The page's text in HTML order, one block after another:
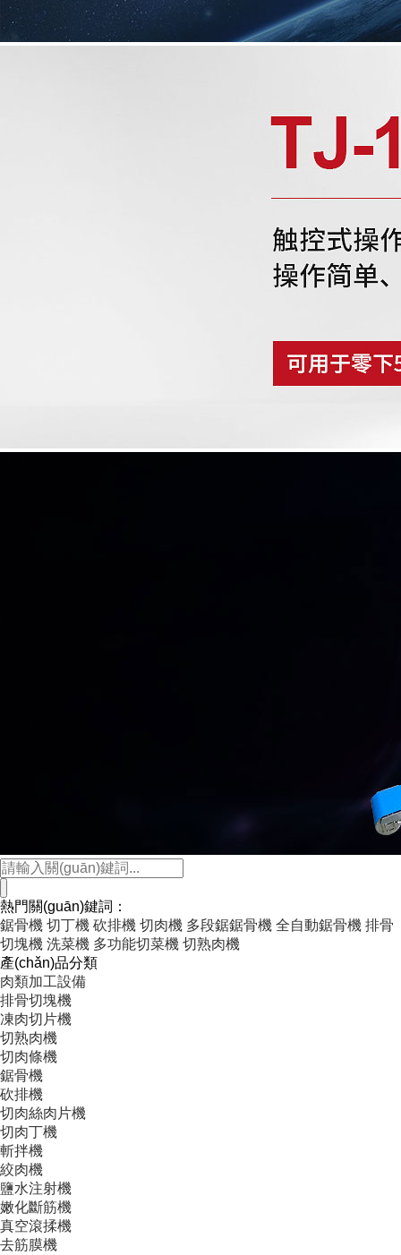
熱門關(guān)鍵詞：
鋸骨機 切丁機 砍排機 切肉機 多段鋸鋸骨機 全自動鋸骨機 排骨
切塊機 洗菜機 多功能切菜機 切熟肉機
產(chǎn)品分類
肉類加工設備
排骨切塊機
凍肉切片機
切熟肉機
切肉條機
鋸骨機
砍排機
切肉絲肉片機
切肉丁機
斬拌機
絞肉機
鹽水注射機
嫩化斷筋機
真空滾揉機
去筋膜機